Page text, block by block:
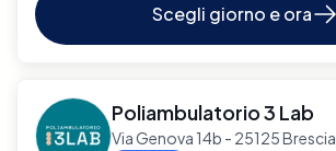
Scegli giorno e ora
Poliambulatorio 3 Lab
Via Genova 14b - 25125 Brescia